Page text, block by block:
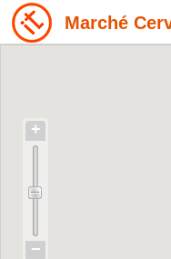
Marché
+
−